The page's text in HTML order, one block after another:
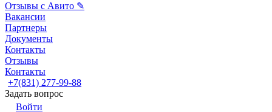
Отзывы с Авито ✎
Вакансии
Партнеры
Документы
Контакты
Отзывы
Контакты
+7(831) 277-99-88
Задать вопрос
Войти